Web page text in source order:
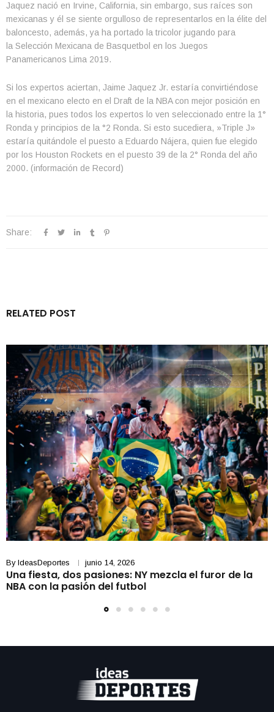
Jaquez nació en Irvine, California, sin embargo, sus raíces son
mexicanas y él se siente orgulloso de representarlos en la élite del
baloncesto, además, ya ha portado la tricolor jugando para
la Selección Mexicana de Basquetbol en los Juegos
Panamericanos Lima 2019.
Si los expertos aciertan, Jaime Jaquez Jr. estaría convirtiéndose
en el mexicano electo en el Draft de la NBA con mejor posición en
la historia, pues todos los expertos lo ven seleccionado entre la 1°
Ronda y principios de la °2 Ronda. Si esto sucediera, »Triple J»
estaría quitándole el puesto a Eduardo Nájera, quien fue elegido
por los Houston Rockets en el puesto 39 de la 2° Ronda del año
2000. (información de Record)
Share:
RELATED POST
By IdeasDeportes junio 14, 2026
Una fiesta, dos pasiones: NY mezcla el furor de la
NBA con la pasión del futbol